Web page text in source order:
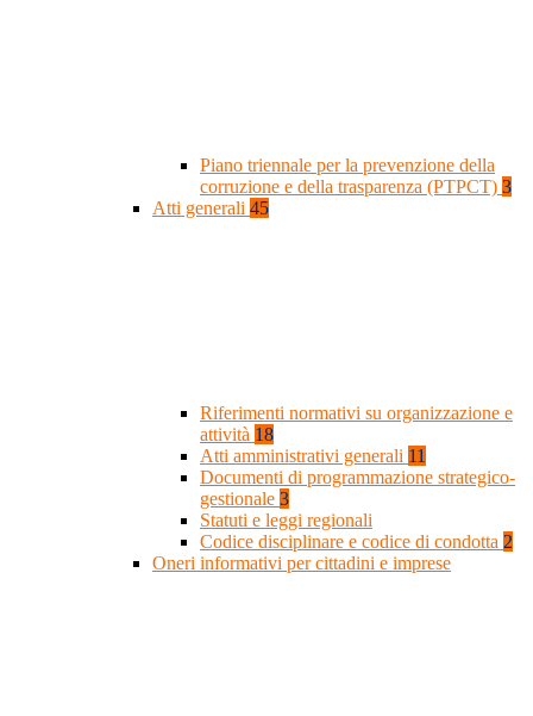
Piano triennale per la prevenzione della
corruzione e della trasparenza (PTPCT) 3
Atti generali 45
Riferimenti normativi su organizzazione e
attività 18
Atti amministrativi generali 11
Documenti di programmazione strategico-
gestionale 3
Statuti e leggi regionali
Codice disciplinare e codice di condotta 2
Oneri informativi per cittadini e imprese